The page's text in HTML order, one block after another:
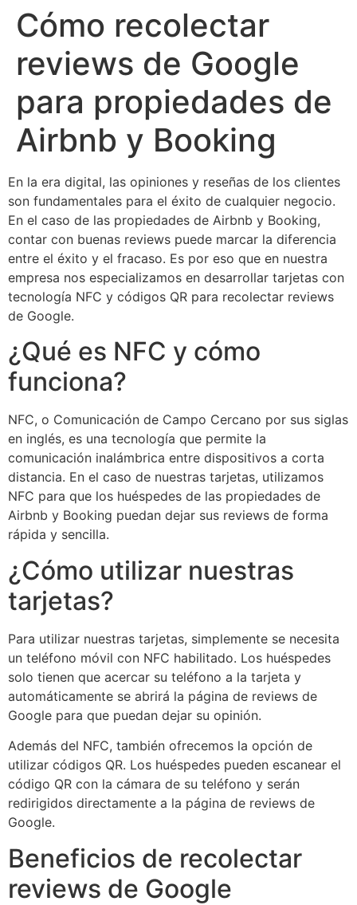
Cómo recolectar
reviews de Google
para propiedades de
Airbnb y Booking
En la era digital, las opiniones y reseñas de los clientes
son fundamentales para el éxito de cualquier negocio.
En el caso de las propiedades de Airbnb y Booking,
contar con buenas reviews puede marcar la diferencia
entre el éxito y el fracaso. Es por eso que en nuestra
empresa nos especializamos en desarrollar tarjetas con
tecnología NFC y códigos QR para recolectar reviews
de Google.
¿Qué es NFC y cómo
funciona?
NFC, o Comunicación de Campo Cercano por sus siglas
en inglés, es una tecnología que permite la
comunicación inalámbrica entre dispositivos a corta
distancia. En el caso de nuestras tarjetas, utilizamos
NFC para que los huéspedes de las propiedades de
Airbnb y Booking puedan dejar sus reviews de forma
rápida y sencilla.
¿Cómo utilizar nuestras
tarjetas?
Para utilizar nuestras tarjetas, simplemente se necesita
un teléfono móvil con NFC habilitado. Los huéspedes
solo tienen que acercar su teléfono a la tarjeta y
automáticamente se abrirá la página de reviews de
Google para que puedan dejar su opinión.
Además del NFC, también ofrecemos la opción de
utilizar códigos QR. Los huéspedes pueden escanear el
código QR con la cámara de su teléfono y serán
redirigidos directamente a la página de reviews de
Google.
Beneficios de recolectar
reviews de Google